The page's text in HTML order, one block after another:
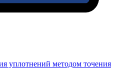
уплотнений методом точения